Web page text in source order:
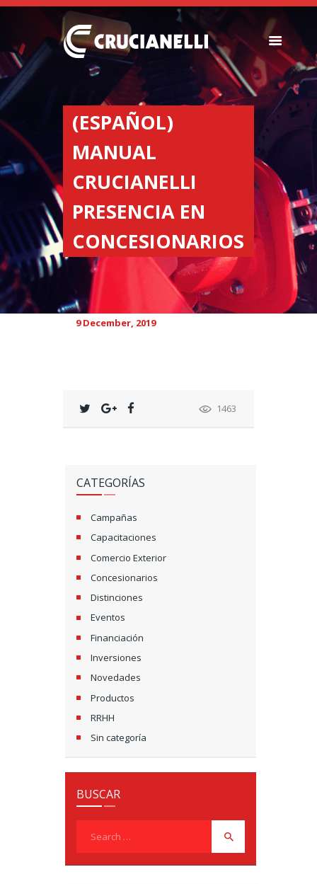
(ESPAÑOL)
MANUAL
CRUCIANELLI
PRESENCIA EN
CONCESIONARIOS
SEEDERS
FERTILIZER
SPREADERS
ABOUT US
DEALERSHIPS
NEWS
COMPANY
CONTACT
9 December, 2019
1463
CATEGORÍAS
Campañas
Capacitaciones
Comercio Exterior
Concesionarios
Distinciones
Eventos
Financiación
Inversiones
Novedades
Productos
RRHH
Sin categoría
BUSCAR